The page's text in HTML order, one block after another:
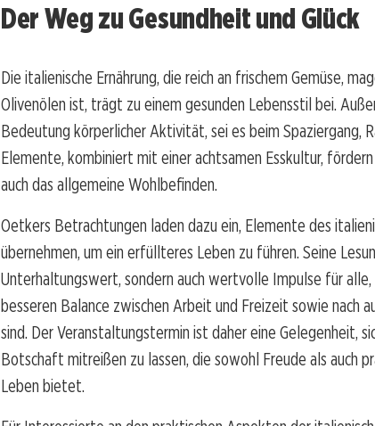
Der Weg zu Gesundheit und Glück
Die italienische Ernährung, die reich an frischem Gemüse,
Olivenölen ist, trägt zu einem gesunden Lebensstil bei.
Bedeutung körperlicher Aktivität, sei es beim Spaziergang,
Elemente, kombiniert mit einer achtsamen Esskultur,
auch das allgemeine Wohlbefinden.
Oetkers Betrachtungen laden dazu ein, Elemente des
übernehmen, um ein erfüllteres Leben zu führen. Seine
Unterhaltungswert, sondern auch wertvolle Impulse für alle,
besseren Balance zwischen Arbeit und Freizeit sowie nach
sind. Der Veranstaltungstermin ist daher eine Gelegenheit,
Botschaft mitreißen zu lassen, die sowohl Freude als auch
Leben bietet.